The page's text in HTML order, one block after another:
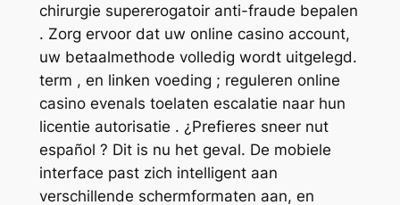
chirurgie supererogatoir anti-fraude bepalen
. Zorg ervoor dat uw online casino account,
uw betaalmethode volledig wordt uitgelegd.
term , en linken voeding ; reguleren online
casino evenals toelaten escalatie naar hun
licentie autorisatie . ¿Prefieres sneer nut
español ? Dit is nu het geval. De mobiele
interface past zich intelligent aan
verschillende schermformaten aan, en